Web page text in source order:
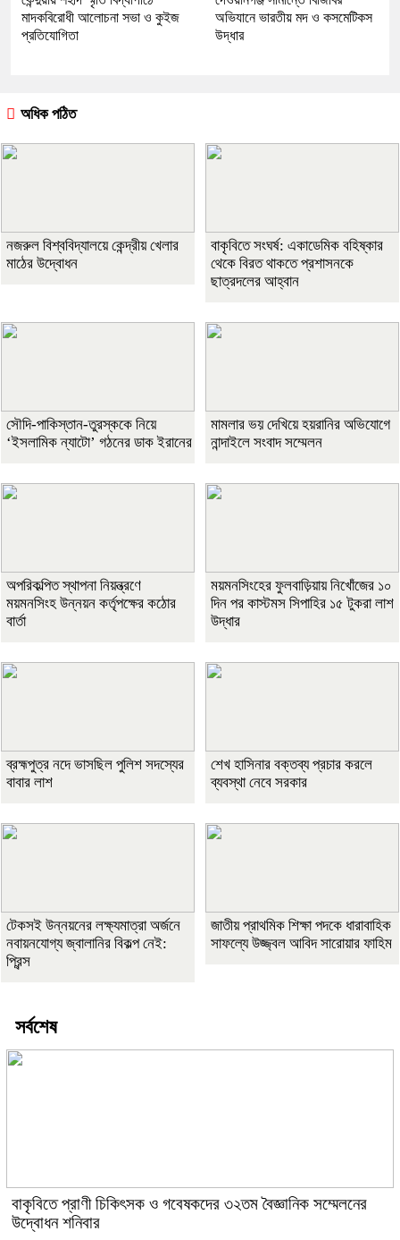
মাদকবিরোধী আলোচনা সভা ও কুইজ
প্রতিযোগিতা
অভিযানে ভারতীয় মদ ও কসমেটিকস
উদ্ধার
অধিক পঠিত
নজরুল বিশ্ববিদ্যালয়ে কেন্দ্রীয় খেলার
মাঠের উদ্বোধন
বাকৃবিতে সংঘর্ষ: একাডেমিক বহিষ্কার
থেকে বিরত থাকতে প্রশাসনকে
ছাত্রদলের আহ্বান
সৌদি-পাকিস্তান-তুরস্ককে নিয়ে
‘ইসলামিক ন্যাটো’ গঠনের ডাক ইরানের
মামলার ভয় দেখিয়ে হয়রানির অভিযোগে
নান্দাইলে সংবাদ সম্মেলন
অপরিকল্পিত স্থাপনা নিয়ন্ত্রণে
ময়মনসিংহ উন্নয়ন কর্তৃপক্ষের কঠোর
বার্তা
ময়মনসিংহের ফুলবাড়িয়ায় নিখোঁজের ১০
দিন পর কাস্টমস সিপাহির ১৫ টুকরা লাশ
উদ্ধার
ব্রহ্মপুত্র নদে ভাসছিল পুলিশ সদস্যের
বাবার লাশ
শেখ হাসিনার বক্তব্য প্রচার করলে
ব্যবস্থা নেবে সরকার
টেকসই উন্নয়নের লক্ষ্যমাত্রা অর্জনে
নবায়নযোগ্য জ্বালানির বিকল্প নেই:
প্রিন্স
জাতীয় প্রাথমিক শিক্ষা পদকে ধারাবাহিক
সাফল্যে উজ্জ্বল আবিদ সারোয়ার ফাহিম
সর্বশেষ
বাকৃবিতে প্রাণী চিকিৎসক ও গবেষকদের ৩২তম বৈজ্ঞানিক সম্মেলনের
উদ্বোধন শনিবার